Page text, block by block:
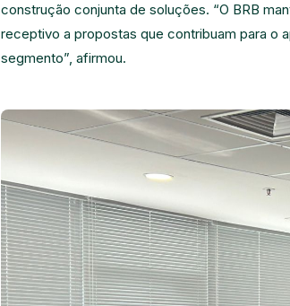
construção conjunta de soluções. “O BRB
receptivo a propostas que contribuam para o
segmento”, afirmou.